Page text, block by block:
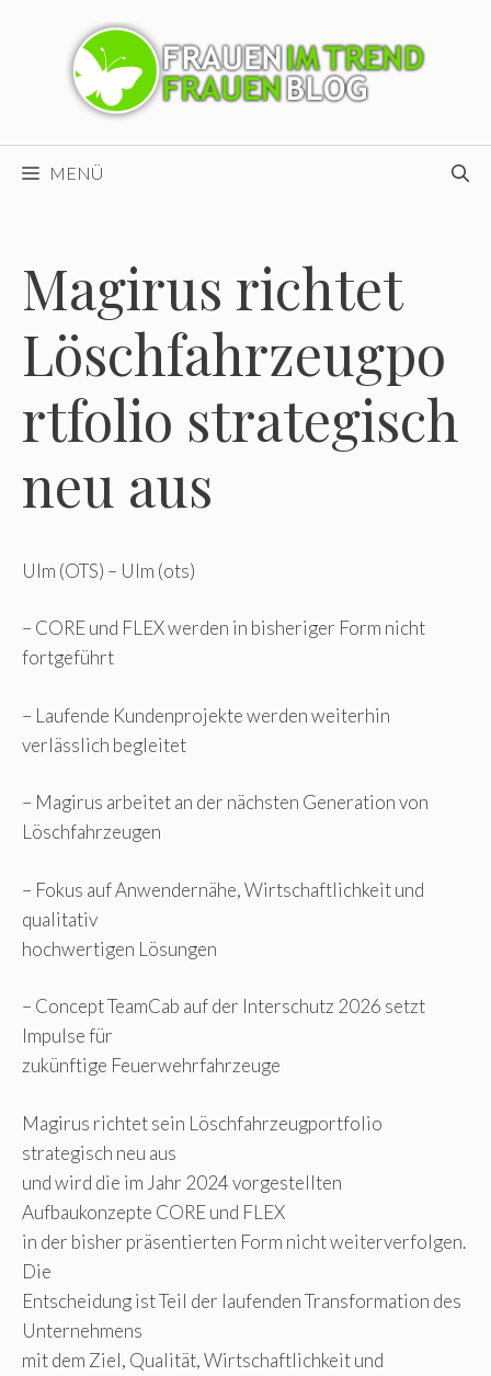
MENÜ
Magirus richtet
Löschfahrzeugpo
rtfolio strategisch
neu aus
Ulm (OTS) – Ulm (ots)
– CORE und FLEX werden in bisheriger Form nicht
fortgeführt
– Laufende Kundenprojekte werden weiterhin
verlässlich begleitet
– Magirus arbeitet an der nächsten Generation von
Löschfahrzeugen
– Fokus auf Anwendernähe, Wirtschaftlichkeit und
qualitativ
hochwertigen Lösungen
– Concept TeamCab auf der Interschutz 2026 setzt
Impulse für
zukünftige Feuerwehrfahrzeuge
Magirus richtet sein Löschfahrzeugportfolio
strategisch neu aus
und wird die im Jahr 2024 vorgestellten
Aufbaukonzepte CORE und FLEX
in der bisher präsentierten Form nicht weiterverfolgen.
Die
Entscheidung ist Teil der laufenden Transformation des
Unternehmens
mit dem Ziel, Qualität, Wirtschaftlichkeit und